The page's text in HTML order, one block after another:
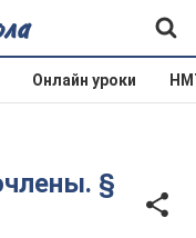
Онлайн уроки